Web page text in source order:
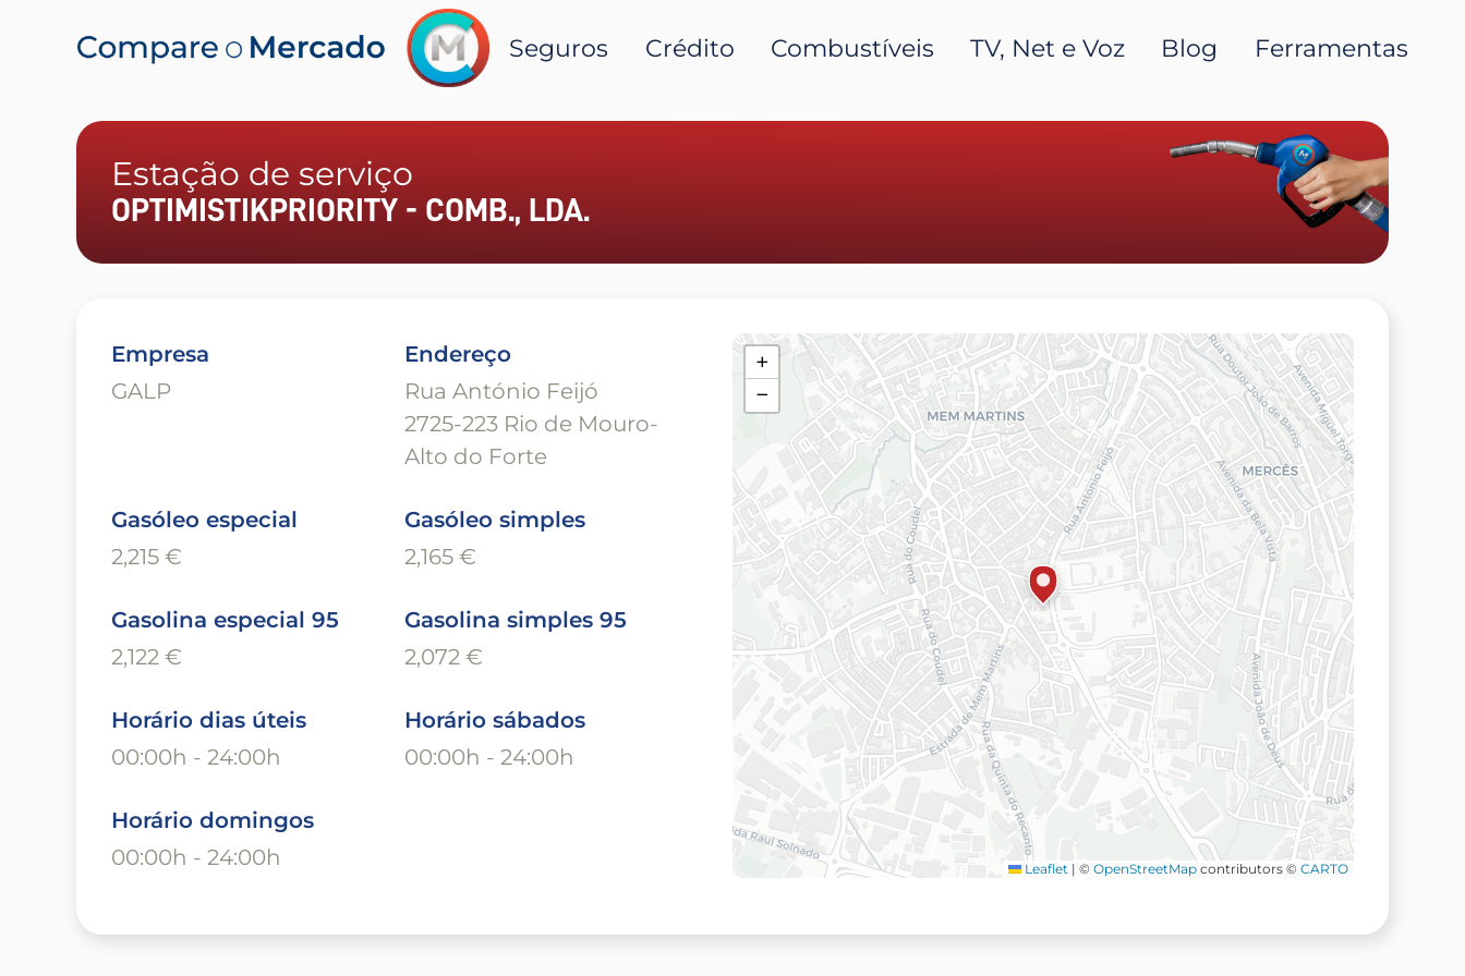
Seguros Crédito Combustíveis TV, Net e Voz Blog Ferramentas
Estação de serviço
OPTIMISTIKPRIORITY - COMB., LDA.
Empresa
GALP
Endereço
Rua António Feijó
2725-223 Rio de Mouro-
Alto do Forte
Gasóleo especial
2,215 €
Gasóleo simples
2,165 €
Gasolina especial 95
2,122 €
Gasolina simples 95
2,072 €
Horário dias úteis
00:00h - 24:00h
Horário sábados
00:00h - 24:00h
Horário domingos
00:00h - 24:00h
+
−
Leaflet | © OpenStreetMap contributors © CARTO